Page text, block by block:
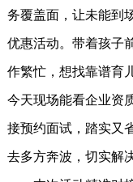
务覆盖面，让未能到
优惠活动。带着孩子
作繁忙，想找靠谱育
今天现场能看企业资
接预约面试，踏实又
去多方奔波，切实解